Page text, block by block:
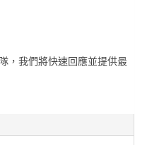
，我們將快速回應並提供最